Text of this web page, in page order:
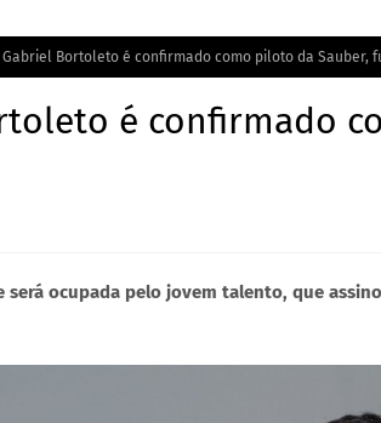
Gabriel Bortoleto é confirmado como piloto da Sauber,
é confirmado
será ocupada pelo jovem talento, que